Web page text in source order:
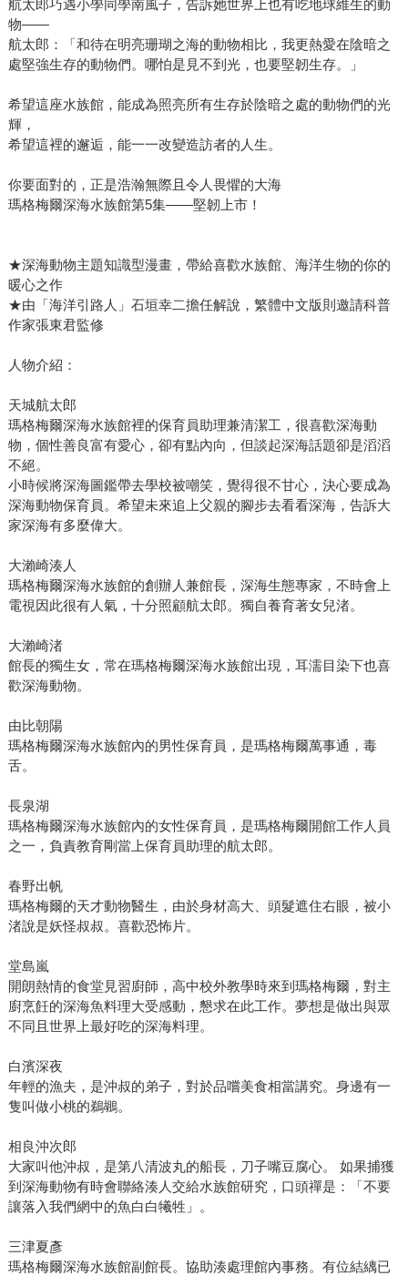
航太郎巧遇小學同學南風子，告訴她世界上也有吃地球維生的動
物——
航太郎：「和待在明亮珊瑚之海的動物相比，我更熱愛在陰暗之
處堅強生存的動物們。哪怕是見不到光，也要堅韌生存。」
希望這座水族館，能成為照亮所有生存於陰暗之處的動物們的光
輝，
希望這裡的邂逅，能一一改變造訪者的人生。
你要面對的，正是浩瀚無際且令人畏懼的大海
瑪格梅爾深海水族館第5集——堅韌上市！
★深海動物主題知識型漫畫，帶給喜歡水族館、海洋生物的你的
暖心之作
★由「海洋引路人」石垣幸二擔任解說，繁體中文版則邀請科普
作家張東君監修
人物介紹：
天城航太郎
瑪格梅爾深海水族館裡的保育員助理兼清潔工，很喜歡深海動
物，個性善良富有愛心，卻有點內向，但談起深海話題卻是滔滔
不絕。
小時候將深海圖鑑帶去學校被嘲笑，覺得很不甘心，決心要成為
深海動物保育員。希望未來追上父親的腳步去看看深海，告訴大
家深海有多麼偉大。
大瀨崎湊人
瑪格梅爾深海水族館的創辦人兼館長，深海生態專家，不時會上
電視因此很有人氣，十分照顧航太郎。獨自養育著女兒渚。
大瀨崎渚
館長的獨生女，常在瑪格梅爾深海水族館出現，耳濡目染下也喜
歡深海動物。
由比朝陽
瑪格梅爾深海水族館內的男性保育員，是瑪格梅爾萬事通，毒
舌。
長泉湖
瑪格梅爾深海水族館內的女性保育員，是瑪格梅爾開館工作人員
之一，負責教育剛當上保育員助理的航太郎。
春野出帆
瑪格梅爾的天才動物醫生，由於身材高大、頭髮遮住右眼，被小
渚說是妖怪叔叔。喜歡恐怖片。
堂島嵐
開朗熱情的食堂見習廚師，高中校外教學時來到瑪格梅爾，對主
廚烹飪的深海魚料理大受感動，懇求在此工作。夢想是做出與眾
不同且世界上最好吃的深海料理。
白濱深夜
年輕的漁夫，是沖叔的弟子，對於品嚐美食相當講究。身邊有一
隻叫做小桃的鵜鶘。
相良沖次郎
大家叫他沖叔，是第八清波丸的船長，刀子嘴豆腐心。 如果捕獲
到深海動物有時會聯絡湊人交給水族館研究，口頭禪是：「不要
讓落入我們網中的魚白白犧牲」。
三津夏彥
瑪格梅爾深海水族館副館長。協助湊處理館內事務。有位結縭已